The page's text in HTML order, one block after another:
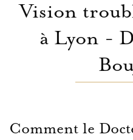
Vision
à Lyon -
Comment le